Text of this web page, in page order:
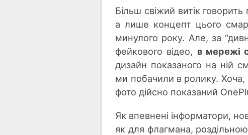
Більш свіжий витік
а лише концепт цього
минулого року. Але, за
фейкового відео, в мережі
дизайн показаного на ній
ми побачили в ролику.
фото дійсно показаний
Як впевнені інформатори,
як для флагмана,